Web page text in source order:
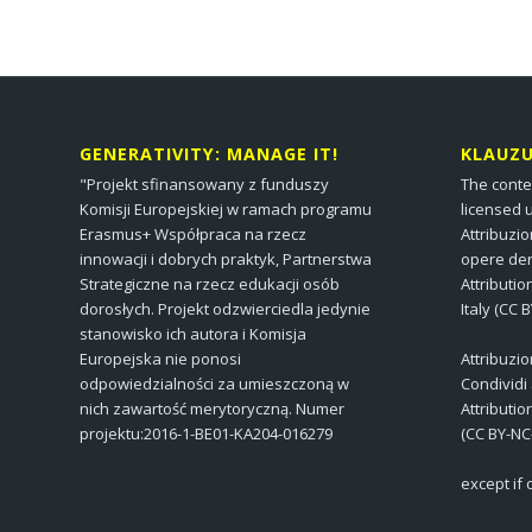
GENERATIVITY: MANAGE IT!
"Projekt sfinansowany z funduszy
Komisji Europejskiej w ramach programu
Erasmus+ Współpraca na rzecz
innowacji i dobrych praktyk, Partnerstwa
Strategiczne na rzecz edukacji osób
dorosłych. Projekt odzwierciedla jedynie
stanowisko ich autora i Komisja
Europejska nie ponosi
odpowiedzialności za umieszczoną w
nich zawartość merytoryczną. Numer
projektu:2016-1-BE01-KA204-016279
The
licensed
opere
Italy (CC
(CC BY-
except if